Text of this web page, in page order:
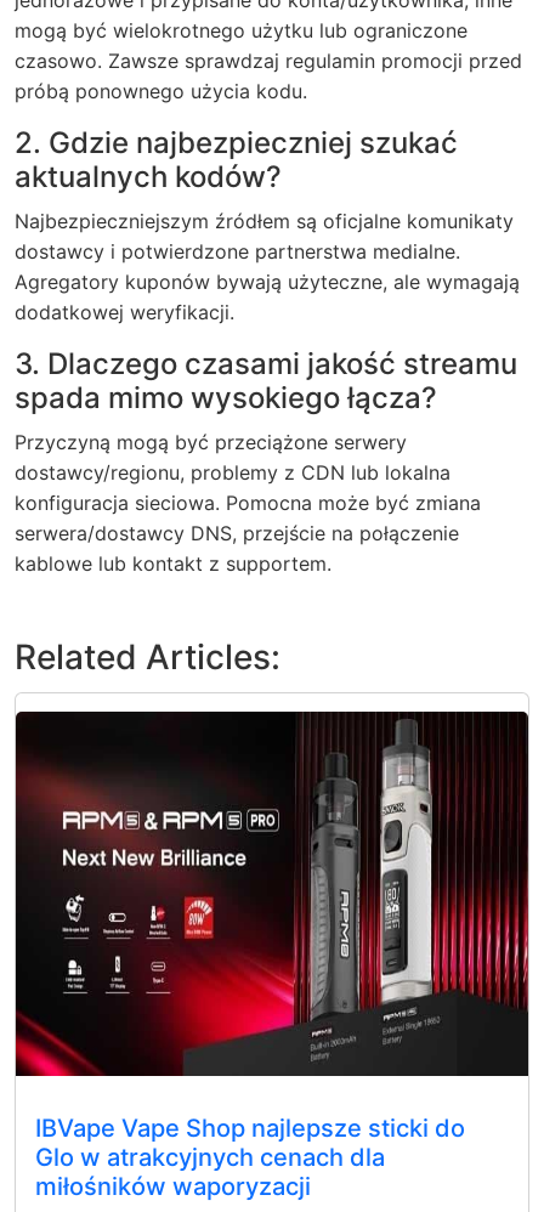
mogą być wielokrotnego użytku lub ograniczone
czasowo. Zawsze sprawdzaj regulamin promocji przed
próbą ponownego użycia kodu.
2. Gdzie najbezpieczniej szukać
aktualnych kodów?
Najbezpieczniejszym źródłem są oficjalne komunikaty
dostawcy i potwierdzone partnerstwa medialne.
Agregatory kuponów bywają użyteczne, ale wymagają
dodatkowej weryfikacji.
3. Dlaczego czasami jakość streamu
spada mimo wysokiego łącza?
Przyczyną mogą być przeciążone serwery
dostawcy/regionu, problemy z CDN lub lokalna
konfiguracja sieciowa. Pomocna może być zmiana
serwera/dostawcy DNS, przejście na połączenie
kablowe lub kontakt z supportem.
Related Articles:
IBVape Vape Shop najlepsze sticki do
Glo w atrakcyjnych cenach dla
miłośników waporyzacji